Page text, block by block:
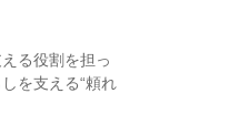
る役割を担っ
を支える“頼れ